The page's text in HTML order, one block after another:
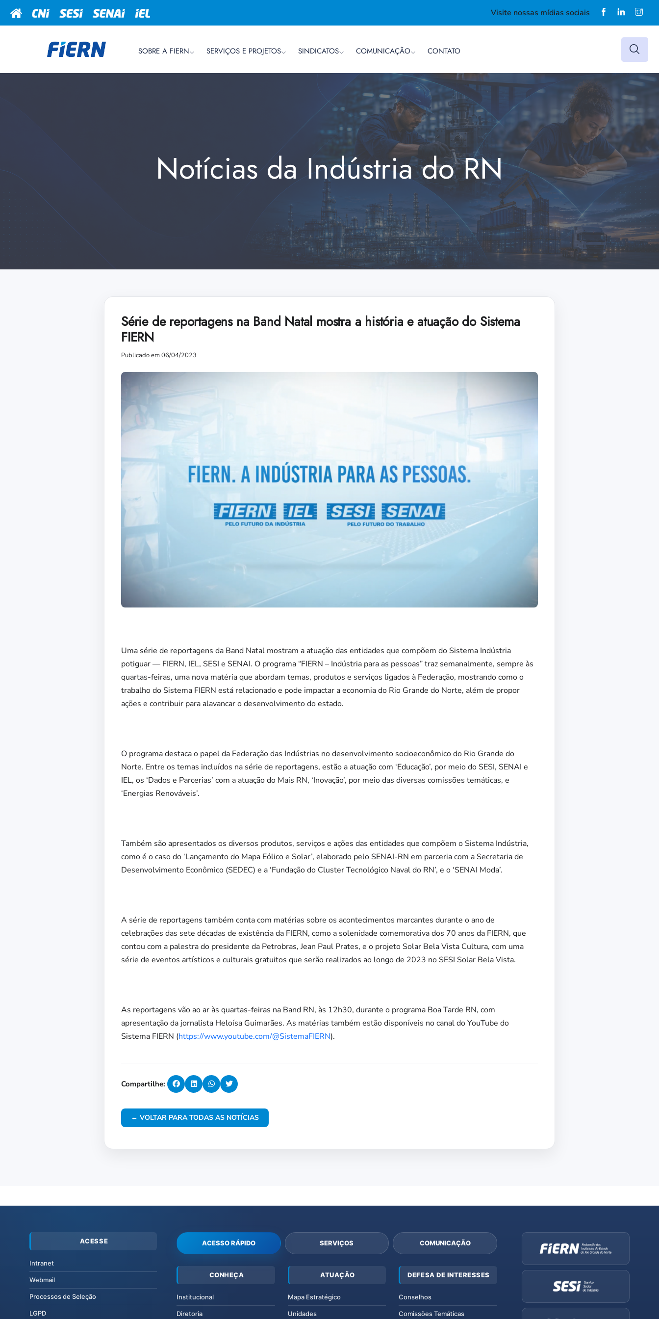
Visite nossas mídias sociais
SOBRE A FIERN SERVIÇOS E PROJETOS SINDICATOS COMUNICAÇÃO CONTATO
Notícias da Indústria do RN
Série de reportagens na Band Natal mostra a história e atuação do Sistema
FIERN
Publicado em 06/04/2023
Uma série de reportagens da Band Natal mostram a atuação das entidades que compõem do Sistema Indústria
potiguar — FIERN, IEL, SESI e SENAI. O programa “FIERN – Indústria para as pessoas” traz semanalmente, sempre às
quartas-feiras, uma nova matéria que abordam temas, produtos e serviços ligados à Federação, mostrando como o
trabalho do Sistema FIERN está relacionado e pode impactar a economia do Rio Grande do Norte, além de propor
ações e contribuir para alavancar o desenvolvimento do estado.
O programa destaca o papel da Federação das Indústrias no desenvolvimento socioeconômico do Rio Grande do
Norte. Entre os temas incluídos na série de reportagens, estão a atuação com ‘Educação’, por meio do SESI, SENAI e
IEL, os ‘Dados e Parcerias’ com a atuação do Mais RN, ‘Inovação’, por meio das diversas comissões temáticas, e
‘Energias Renováveis’.
Também são apresentados os diversos produtos, serviços e ações das entidades que compõem o Sistema Indústria,
como é o caso do ‘Lançamento do Mapa Eólico e Solar’, elaborado pelo SENAI-RN em parceria com a Secretaria de
Desenvolvimento Econômico (SEDEC) e a ‘Fundação do Cluster Tecnológico Naval do RN’, e o ‘SENAI Moda’.
A série de reportagens também conta com matérias sobre os acontecimentos marcantes durante o ano de
celebrações das sete décadas de existência da FIERN, como a solenidade comemorativa dos 70 anos da FIERN, que
contou com a palestra do presidente da Petrobras, Jean Paul Prates, e o projeto Solar Bela Vista Cultura, com uma
série de eventos artísticos e culturais gratuitos que serão realizados ao longo de 2023 no SESI Solar Bela Vista.
As reportagens vão ao ar às quartas-feiras na Band RN, às 12h30, durante o programa Boa Tarde RN, com
apresentação da jornalista Heloísa Guimarães. As matérias também estão disponíveis no canal do YouTube do
Sistema FIERN (https://www.youtube.com/@SistemaFIERN).
Compartilhe:
← VOLTAR PARA TODAS AS NOTÍCIAS
ACESSE
Intranet
Webmail
Processos de Seleção
LGPD
ACESSO RÁPIDO SERVIÇOS COMUNICAÇÃO
CONHEÇA
Institucional
Diretoria
ATUAÇÃO
Mapa Estratégico
Unidades
DEFESA DE INTERESSES
Conselhos
Comissões Temáticas